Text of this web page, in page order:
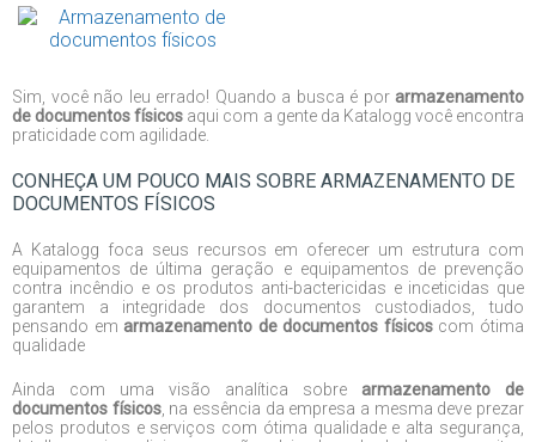
Sim, você não leu errado! Quando a busca é por armazenamento
de documentos físicos aqui com a gente da Katalogg você encontra
praticidade com agilidade.
CONHEÇA UM POUCO MAIS SOBRE ARMAZENAMENTO DE
DOCUMENTOS FÍSICOS
A Katalogg foca seus recursos em oferecer um estrutura com
equipamentos de última geração e equipamentos de prevenção
contra incêndio e os produtos anti-bactericidas e inceticidas que
garantem a integridade dos documentos custodiados, tudo
pensando emarmazenamento de documentos físicoscom ótima
qualidade
Ainda com uma visão analítica sobre armazenamento de
documentos físicos, na essência da empresa a mesma deve prezar
pelos produtos e serviços com ótima qualidade e alta segurança,